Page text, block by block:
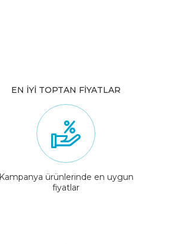
EN İYİ TOPTAN FİYATLAR
Kampanya ürünlerinde en uygun
fiyatlar